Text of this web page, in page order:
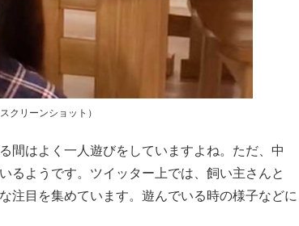
クリーンショット）
はよく一人遊びをしていますよね。ただ、中
るようです。ツイッター上では、飼い主さんと
注目を集めています。遊んでいる時の様子などに